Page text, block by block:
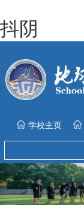
抖阴
学校主页